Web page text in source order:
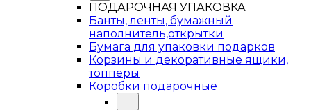
ПОДАРОЧНАЯ УПАКОВКА
Банты, ленты, бумажный
наполнитель,открытки
Бумага для упаковки подарков
Корзины и декоративные ящики,
топперы
Коробки подарочные